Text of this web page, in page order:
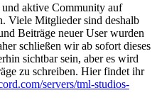
und aktive Community auf
Viele Mitglieder sind deshalb
Beiträge neuer User wurden
schließen wir ab sofort dieses
sichtbar sein, aber es wird
zu schreiben. Hier findet ihr
servers/tml-studios-